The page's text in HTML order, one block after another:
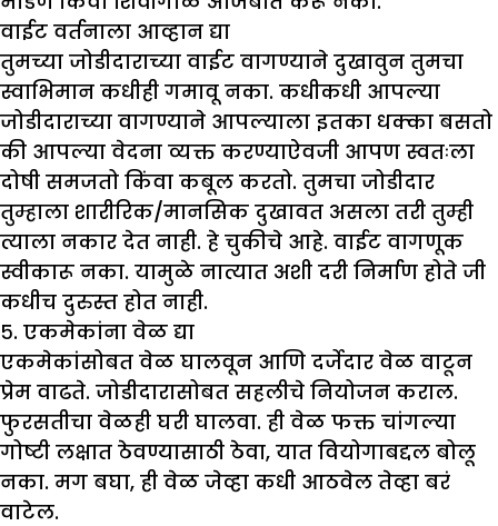
वाईट वर्तनाला आव्हान द्या
तुमच्या जोडीदाराच्या वाईट वागण्याने दुखावुन तुमचा
स्वाभिमान कधीही गमावू नका. कधीकधी आपल्या
जोडीदाराच्या वागण्याने आपल्याला इतका धक्का बसतो
की आपल्या वेदना व्यक्त करण्याऐवजी आपण स्वतःला
दोषी समजतो किंवा कबूल करतो. तुमचा जोडीदार
तुम्हाला शारीरिक/मानसिक दुखावत असला तरी तुम्ही
त्याला नकार देत नाही. हे चुकीचे आहे. वाईट वागणूक
स्वीकारू नका. यामुळे नात्यात अशी दरी निर्माण होते जी
कधीच दुरुस्त होत नाही.
५. एकमेकांना वेळ द्या
एकमेकांसोबत वेळ घालवून आणि दर्जेदार वेळ वाटून
प्रेम वाढते. जोडीदारासोबत सहलीचे नियोजन कराल.
फुरसतीचा वेळही घरी घालवा. ही वेळ फक्त चांगल्या
गोष्टी लक्षात ठेवण्यासाठी ठेवा, यात वियोगाबद्दल बोलू
नका. मग बघा, ही वेळ जेव्हा कधी आठवेल तेव्हा बरं
वाटेल.